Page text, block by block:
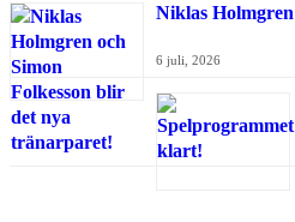
Niklas
6 juli, 2026